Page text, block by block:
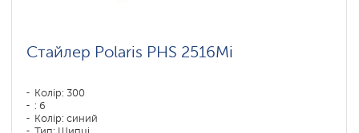
Стайлер Polaris PHS 2516Mi
Колір: 300
: 6
Колір: синий